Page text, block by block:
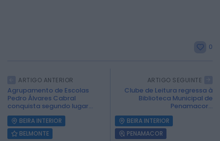
0
ARTIGO ANTERIOR
Agrupamento de Escolas
Pedro Álvares Cabral
conquista segundo lugar...
BEIRA INTERIOR
BELMONTE
ARTIGO SEGUINTE
Clube de Leitura regressa à
Biblioteca Municipal de
Penamacor...
BEIRA INTERIOR
PENAMACOR